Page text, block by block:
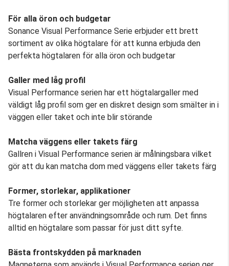
För alla öron och budgetar
Sonance Visual Performance Serie erbjuder ett brett
sortiment av olika högtalare för att kunna erbjuda den
perfekta högtalaren för alla öron och budgetar
Galler med låg profil
Visual Performance serien har ett högtalargaller med
väldigt låg profil som ger en diskret design som smälter in i
väggen eller taket och inte blir störande
Matcha väggens eller takets färg
Gallren i Visual Performance serien är målningsbara vilket
gör att du kan matcha dom med väggens eller takets färg
Former, storlekar, applikationer
Tre former och storlekar ger möjligheten att anpassa
högtalaren efter användningsområde och rum. Det finns
alltid en högtalare som passar för just ditt syfte.
Bästa frontskydden på marknaden